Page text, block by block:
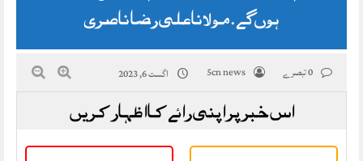
ہوں گے. مولانا علی رضا ناصری
5cn news اگست 6, 2023
اس خبر پر اپنی رائے کا اظہار کریں